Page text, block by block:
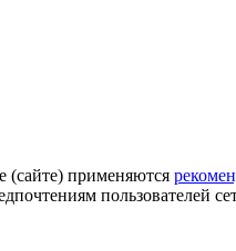
(сайте) применяются
пользователей